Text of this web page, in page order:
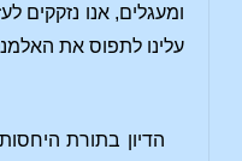
ומעגלים, אנו נזקקים
עלינו לתפוס את
הדיון בתורת